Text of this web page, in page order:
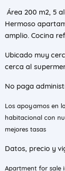
Área 200 m2, 5
Hermoso
amplio. Cocina
Ubicado muy
cerca al
No paga
Los apoyamos en
habitacional con
mejores tasas
Datos, precio y
Apartment for sale